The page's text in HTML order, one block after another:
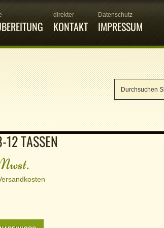
direkter
KONTAKT
Datenschutz
IMPRESSUM
12 TASSEN